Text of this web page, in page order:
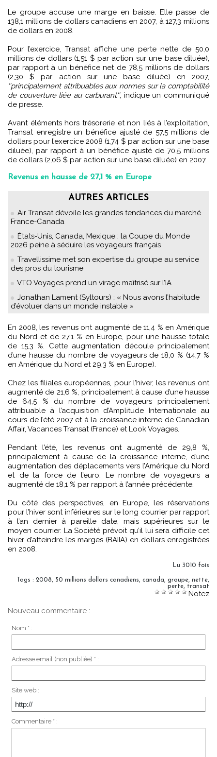
Le groupe accuse une marge en baisse. Elle passe de
138,1 millions de dollars canadiens en 2007, à 127,3 millions
de dollars en 2008.
Pour l’exercice, Transat affiche une perte nette de 50,0
millions de dollars (1,51 $ par action sur une base diluée),
par rapport à un bénéfice net de 78,5 millions de dollars
(2,30 $ par action sur une base diluée) en 2007,
''principalement attribuables aux normes sur la comptabilité
de couverture liée au carburant'', indique un communiqué
de presse.
Avant éléments hors trésorerie et non liés à l’exploitation,
Transat enregistre un bénéfice ajusté de 57,5 millions de
dollars pour l’exercice 2008 (1,74 $ par action sur une base
diluée), par rapport à un bénéfice ajusté de 70,5 millions
de dollars (2,06 $ par action sur une base diluée) en 2007.
Revenus en hausse de 27,1 % en Europe
AUTRES ARTICLES
Air Transat dévoile les grandes tendances du marché
France-Canada
États-Unis, Canada, Mexique : la Coupe du Monde
2026 peine à séduire les voyageurs français
Travellissime met son expertise du groupe au service
des pros du tourisme
VTO Voyages prend un virage maîtrisé sur l’IA
Jonathan Lament (Syltours) : « Nous avons l’habitude
d’évoluer dans un monde instable »
En 2008, les revenus ont augmenté de 11,4 % en Amérique
du Nord et de 27,1 % en Europe, pour une hausse totale
de 15,3 %. Cette augmentation découle principalement
d’une hausse du nombre de voyageurs de 18,0 % (14,7 %
en Amérique du Nord et 29,3 % en Europe).
Chez les filiales européennes, pour l’hiver, les revenus ont
augmenté de 21,6 %, principalement à cause d’une hausse
de 64,5 % du nombre de voyageurs principalement
attribuable à l’acquisition d’Amplitude Internationale au
cours de l’été 2007 et à la croissance interne de Canadian
Affair, Vacances Transat (France) et Look Voyages.
Pendant l’été, les revenus ont augmenté de 29,8 %,
principalement à cause de la croissance interne, d’une
augmentation des déplacements vers l’Amérique du Nord
et de la force de l’euro. Le nombre de voyageurs a
augmenté de 18,1 % par rapport à l’année précédente.
Du côté des perspectives, en Europe, les réservations
pour l’hiver sont inférieures sur le long courrier par rapport
à l’an dernier à pareille date, mais supérieures sur le
moyen courrier. La Société prévoit qu’il lui sera difficile cet
hiver d’atteindre les marges (BAIIA) en dollars enregistrées
en 2008.
Lu 3010 fois
Tags : 2008, 50 millions dollars canadiens, canada, groupe, nette,
perte, transat
Notez
Nouveau commentaire :
Nom * :
Adresse email (non publiée) * :
Site web :
Commentaire * :